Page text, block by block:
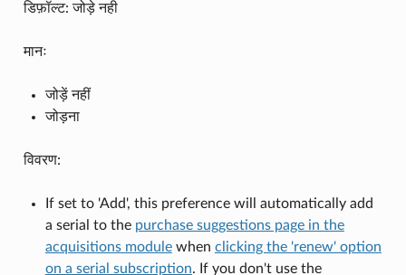
डिफ़ॉल्ट: जोड़े नही
मानः
जोड़ें नहीं
जोड़ना
विवरण:
If set to 'Add', this preference will automatically add
a serial to the purchase suggestions page in the
acquisitions modulewhen clicking the 'renew' option
on a serial subscription. If you don't use the